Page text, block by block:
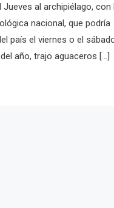
al archipiélago, con
nacional, que podría
país el viernes o el
año, trajo aguaceros […]